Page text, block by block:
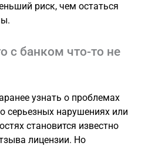
риск, чем остаться
с банком что-то не
узнать о проблемах
серьезных нарушениях или
становится известно
лицензии. Но